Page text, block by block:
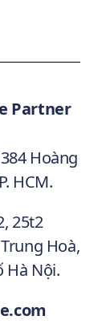
Partner
Hoàng
HCM.
25t2
Hoà,
Hà Nội.